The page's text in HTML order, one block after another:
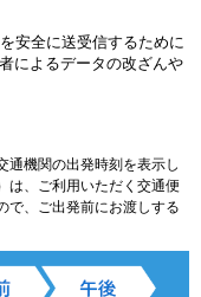
安全に送受信するために
によるデータの改ざんや
通機関の出発時刻を表示し
は、ご利用いただく交通便
で、ご出発前にお渡しする